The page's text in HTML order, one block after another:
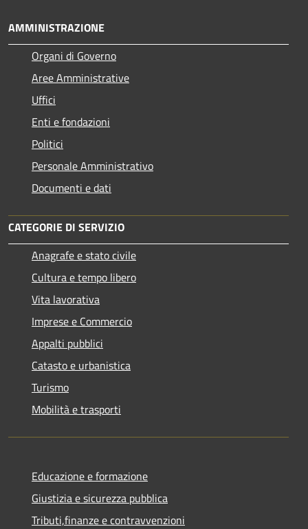
AMMINISTRAZIONE
Organi di Governo
Aree Amministrative
Uffici
Enti e fondazioni
Politici
Personale Amministrativo
Documenti e dati
CATEGORIE DI SERVIZIO
Anagrafe e stato civile
Cultura e tempo libero
Vita lavorativa
Imprese e Commercio
Appalti pubblici
Catasto e urbanistica
Turismo
Mobilità e trasporti
Educazione e formazione
Giustizia e sicurezza pubblica
Tributi,finanze e contravvenzioni